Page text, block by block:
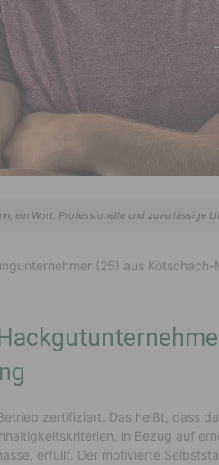
ein Wort: Professionelle und zuverlässige
(25) aus
zertifiziert. Das heißt, dass
in Bezug auf
erfüllt. Der motivierte